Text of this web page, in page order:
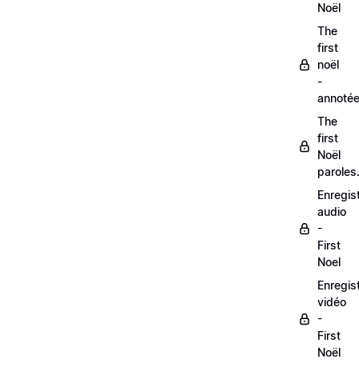
Noël
The
first
noël
-
The
first
Noël
audio
-
First
Noel
vidéo
-
First
Noël